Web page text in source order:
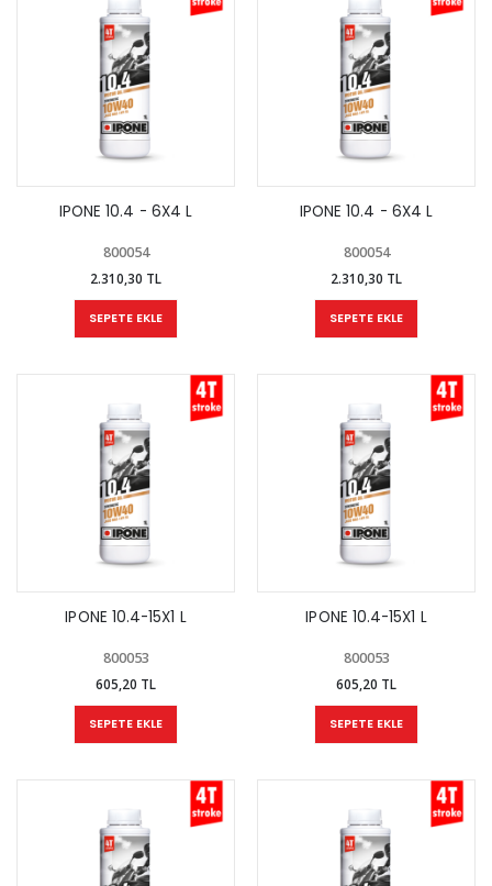
IPONE 10.4 - 6X4 L
800054
2.310,30 TL
SEPETE EKLE
IPONE 10.4 - 6X4 L
800054
2.310,30 TL
SEPETE EKLE
IPONE 10.4-15X1 L
800053
605,20 TL
SEPETE EKLE
IPONE 10.4-15X1 L
800053
605,20 TL
SEPETE EKLE